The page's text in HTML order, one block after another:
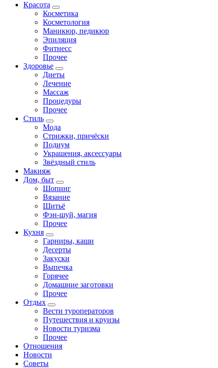
Красота
Косметика
Косметология
Маникюр, педикюр
Эпиляция
Фитнесс
Прочее
Здоровье
Диеты
Лечение
Массаж
Процедуры
Прочее
Стиль
Мода
Стрижки, причёски
Подиум
Украшения, аксессуары
Звёздный стиль
Макияж
Дом, быт
Шопинг
Вязание
Шитьё
Фэн-шуй, магия
Прочее
Кухня
Гарниры, каши
Десерты
Закуски
Выпечка
Горячее
Домашние заготовки
Прочее
Отдых
Вести туроператоров
Путешествия и круизы
Новости туризма
Прочее
Отношения
Новости
Советы